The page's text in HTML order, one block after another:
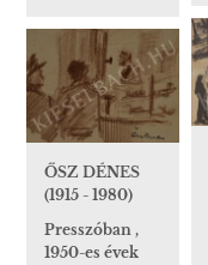
ŐSZ DÉNES
(1915 - 1980)
Presszóban ,
1950-es évek